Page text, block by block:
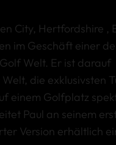
City, Hertfordshire ,
im Geschäft einer
Welt. Er ist darauf
die exklusivsten
einem Golfplatz
Paul an seinem
Version erhältlich